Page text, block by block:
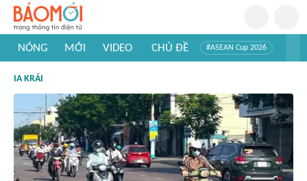
NÓNG MỚI VIDEO CHỦ ĐỀ #ASEAN Cup 2026
#Khám phá thế giới
IA KRÁI